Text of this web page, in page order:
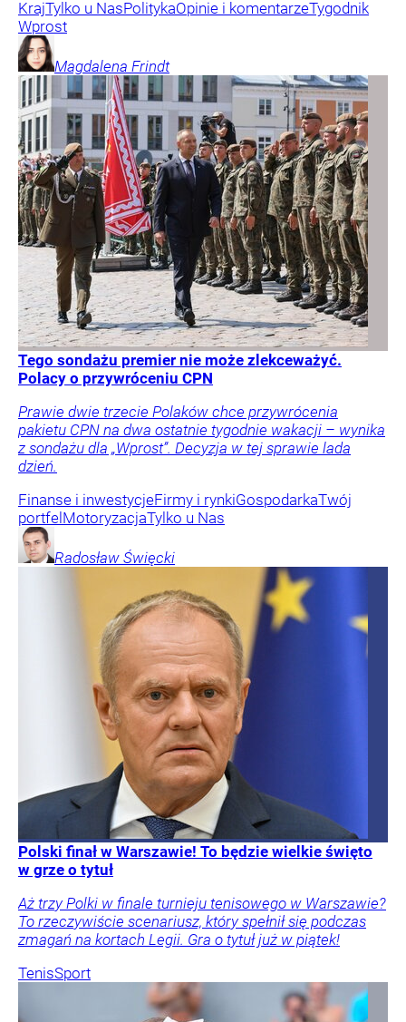
KrajTylko u NasPolitykaOpinie i komentarzeTygodnik
Wprost
Magdalena Frindt
Tego sondażu premier nie może zlekceważyć.
Polacy o przywróceniu CPN
Prawie dwie trzecie Polaków chce przywrócenia
pakietu CPN na dwa ostatnie tygodnie wakacji – wynika
z sondażu dla „Wprost”. Decyzja w tej sprawie lada
dzień.
Finanse i inwestycjeFirmy i rynkiGospodarkaTwój
portfel MotoryzacjaTylko u Nas
Radosław Święcki
Polski finał w Warszawie! To będzie wielkie święto
w grze o tytuł
Aż trzy Polki w finale turnieju tenisowego w Warszawie?
To rzeczywiście scenariusz, który spełnił się podczas
zmagań na kortach Legii. Gra o tytuł już w piątek!
TenisSport